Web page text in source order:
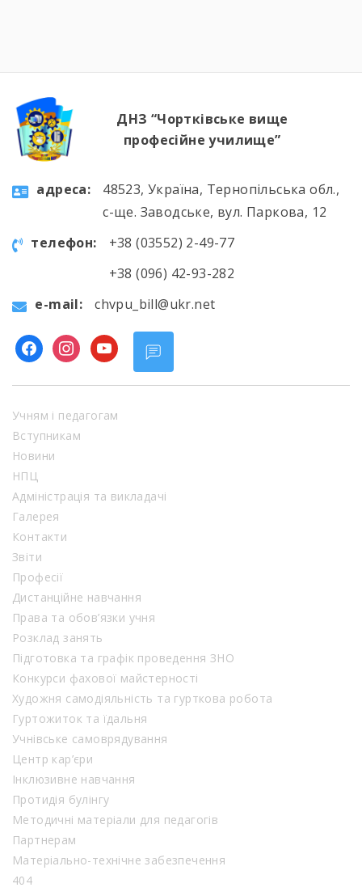
ДНЗ “Чортківське вище
професійне училище”
aдресa:
48523, Україна, Тернопільська обл.,
с-ще. Заводське, вул. Паркова, 12
телефон:
+38 (03552) 2-49-77
+38 (096) 42-93-282
e-mail:
chvpu_bill@ukr.net
facebookinstagram
youtube
Учням і педагогам
Вступникам
Новини
НПЦ
Адміністрація та викладачі
Галерея
Контакти
Звіти
Професії
Дистанційне навчання
Права та обов’язки учня
Розклад занять
Підготовка та графік проведення ЗНО
Конкурси фахової майстерності
Художня самодіяльність та гурткова робота
Гуртожиток та їдальня
Учнівське самоврядування
Центр кар’єри
Інклюзивне навчання
Протидія булінгу
Методичні матеріали для педагогів
Партнерам
Матеріально-технічне забезпечення
404